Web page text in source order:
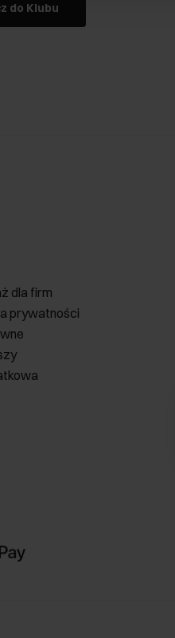
do Klubu
dla firm
prywatności